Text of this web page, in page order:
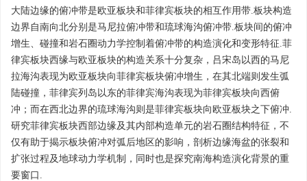
大陆边缘的俯冲带是欧亚板块和菲律宾板块的相互作用带.板块构造
边界自南向北分别是马尼拉俯冲带和琉球海沟俯冲带.板块间的俯冲
增生、碰撞和岩石圈动力学控制着俯冲带的构造演化和变形特征.菲
律宾板块西缘与欧亚板块的构造关系十分复杂，吕宋岛以西的马尼
拉海沟表现为欧亚板块向菲律宾板块俯冲增生，在其北端则发生弧
陆碰撞，菲律宾列岛以东的菲律宾海沟表现为菲律宾板块向西俯
冲；而在西北边界的琉球海沟则是菲律宾板块向欧亚板块之下俯冲.
研究菲律宾板块西部边缘及其内部构造单元的岩石圈结构特征，不
仅有助于揭示板块俯冲对弧后地区的影响，剖析边缘海盆的张裂和
扩张过程及地球动力学机制，同时也是探究南海构造演化背景的重
要窗口.